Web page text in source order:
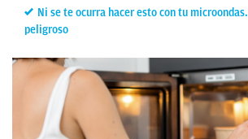
Ni se te ocurra hacer esto con tu
peligroso